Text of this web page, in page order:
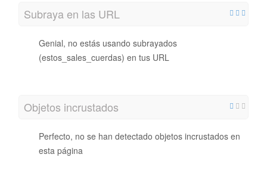
Subraya en las URL
Genial, no estás usando subrayados
(estos_sales_cuerdas) en tus URL
Objetos incrustados
Perfecto, no se han detectado objetos incrustados en
esta página